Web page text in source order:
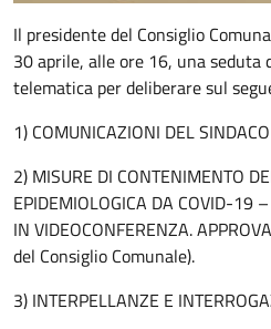
Il presidente del Consiglio
30 aprile, alle ore 16, una
telematica per deliberare sul
1) COMUNICAZIONI DEL
2) MISURE DI CONTENIMENTO
EPIDEMIOLOGICA DA COVID-19
IN VIDEOCONFERENZA.
del Consiglio Comunale).
3) INTERPELLANZE E